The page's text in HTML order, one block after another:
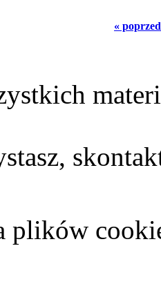
«
plików